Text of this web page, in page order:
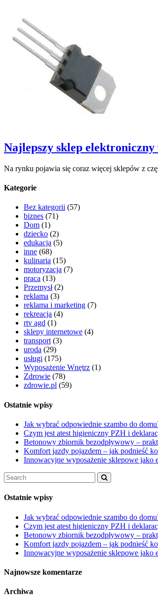
Najlepszy sklep elektroniczny
Na rynku pojawia się coraz więcej sklepów z
Kategorie
Bez kategorii (57)
biznes (71)
Dom (1)
dziecko (2)
edukacja (5)
inne (68)
kulinaria (15)
motoryzacja (7)
praca (13)
Przemysł(2)
reklama (3)
reklama i marketing (7)
rekreacja (4)
rtv agd (1)
sklepy internetowe (4)
transport(3)
uroda (29)
usługi (175)
Wyposażenie Wnętrz (1)
Zdrowie (78)
zdrowie.pl (59)
Ostatnie wpisy
Jak wybrać odpowiednie szambo do
Czym jest atest higieniczny PZH i
Betonowy zbiornik bezodpływowy –
Komfort jazdy pojazdem – jak podnieść
Innowacyjne wyposażenie sklepowe jako
Ostatnie wpisy
Jak wybrać odpowiednie szambo do
Czym jest atest higieniczny PZH i
Betonowy zbiornik bezodpływowy –
Komfort jazdy pojazdem – jak podnieść
Innowacyjne wyposażenie sklepowe jako
Najnowsze komentarze
Archiwa